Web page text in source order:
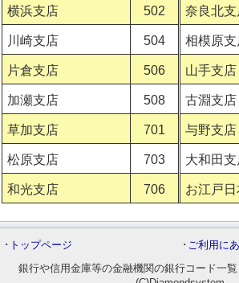
横浜支店 502 奈良北支
川崎支店 504 相模原支
片倉支店 506 山手支店
加瀬支店 508 古淵支店
草加支店 701 与野支店
松原支店 703 大和田
和光支店 706 お江戸
･ トップページ ･ ご利用に
銀行や信用金庫等の金融機関の銀行コード一覧